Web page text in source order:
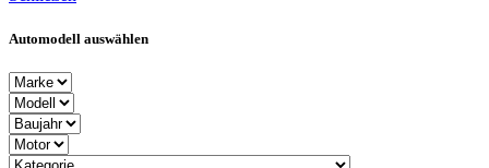
Automodell auswählen